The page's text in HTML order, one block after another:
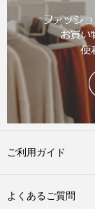
ご利用ガイド
よくあるご質問